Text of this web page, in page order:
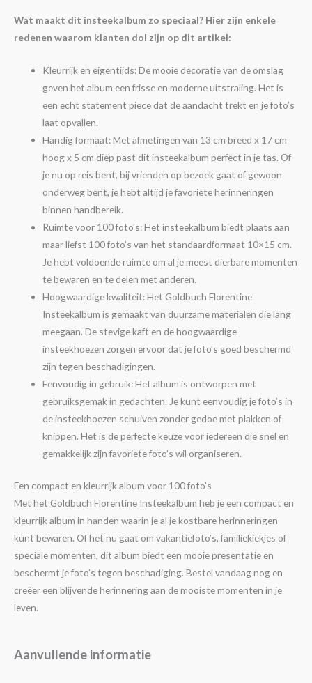
Wat maakt dit insteekalbum zo speciaal? Hier zijn enkele
redenen waarom klanten dol zijn op dit artikel:
Kleurrijk en eigentijds: De mooie decoratie van de omslag
geven het album een frisse en moderne uitstraling. Het is
een echt statement piece dat de aandacht trekt en je foto’s
laat opvallen.
Handig formaat: Met afmetingen van 13 cm breed x 17 cm
hoog x 5 cm diep past dit insteekalbum perfect in je tas. Of
je nu op reis bent, bij vrienden op bezoek gaat of gewoon
onderweg bent, je hebt altijd je favoriete herinneringen
binnen handbereik.
Ruimte voor 100 foto’s: Het insteekalbum biedt plaats aan
maar liefst 100 foto’s van het standaardformaat 10×15 cm.
Je hebt voldoende ruimte om al je meest dierbare momenten
te bewaren en te delen met anderen.
Hoogwaardige kwaliteit: Het Goldbuch Florentine
Insteekalbum is gemaakt van duurzame materialen die lang
meegaan. De stevige kaft en de hoogwaardige
insteekhoezen zorgen ervoor dat je foto’s goed beschermd
zijn tegen beschadigingen.
Eenvoudig in gebruik: Het album is ontworpen met
gebruiksgemak in gedachten. Je kunt eenvoudig je foto’s in
de insteekhoezen schuiven zonder gedoe met plakken of
knippen. Het is de perfecte keuze voor iedereen die snel en
gemakkelijk zijn favoriete foto’s wil organiseren.
Een compact en kleurrijk album voor 100 foto’s
Met het Goldbuch Florentine Insteekalbum heb je een compact en
kleurrijk album in handen waarin je al je kostbare herinneringen
kunt bewaren. Of het nu gaat om vakantiefoto’s, familiekiekjes of
speciale momenten, dit album biedt een mooie presentatie en
beschermt je foto’s tegen beschadiging. Bestel vandaag nog en
creëer een blijvende herinnering aan de mooiste momenten in je
leven.
Aanvullende informatie